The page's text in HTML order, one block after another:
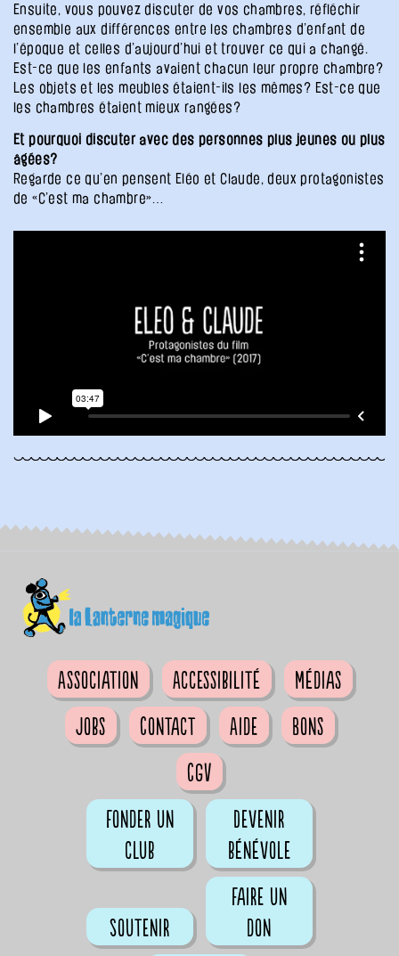
Ensuite, vous pouvez discuter de vos chambres, réfléchir
ensemble aux différences entre les chambres d’enfant de
l’époque et celles d’aujourd’hui et trouver ce qui a changé.
Est-ce que les enfants avaient chacun leur propre chambre?
Les objets et les meubles étaient-ils les mêmes? Est-ce que
les chambres étaient mieux rangées?
Et pourquoi discuter avec des personnes plus jeunes ou plus
âgées?
Regarde ce qu’en pensent Eléo et Claude, deux protagonistes
de «C’est ma chambre»…
Association Accessibilité
Médias
Jobs
Contact Aide
Bons
CGV
Fonder un
club
Devenir
bénévole
Soutenir
Faire un
don